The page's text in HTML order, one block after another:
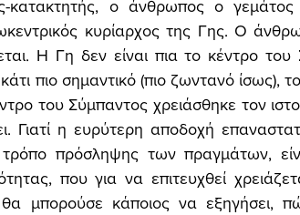
κατακτητής, ο άνθρωπος ο γεμάτος
κυρίαρχος της Γης. Ο
Η Γη δεν είναι πια το κέντρο
πιο σημαντικό (πιο ζωντανό ίσως),
του Σύμπαντος χρειάσθηκε τον
Γιατί η ευρύτερη αποδοχή
πρόσληψης των πραγμάτων,
που για να επιτευχθεί
θα μπορούσε κάποιος να εξηγήσει,